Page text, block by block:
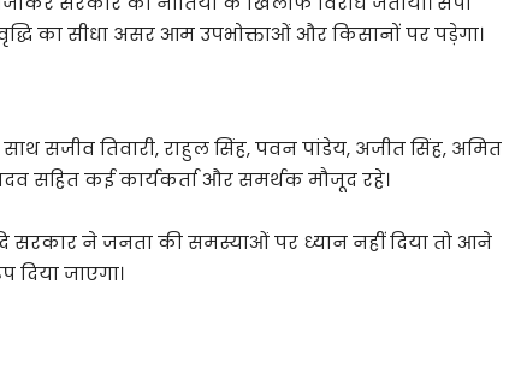
का सीधा असर आम उपभोक्ताओं और किसानों पर पड़ेगा।
सजीव तिवारी, राहुल सिंह, पवन पांडेय, अजीत सिंह, अमित
सहित कई कार्यकर्ता और समर्थक मौजूद रहे।
सरकार ने जनता की समस्याओं पर ध्यान नहीं दिया तो आने
जाएगा।